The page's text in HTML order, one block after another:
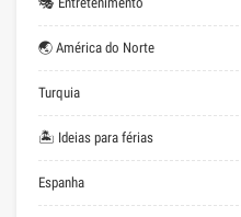
🌏 América do Norte
Turquia
🏝 Ideias para férias
Espanha